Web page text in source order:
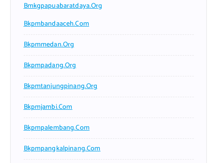
Bmkgpapuabaratdaya.org
Bkpmbandaaceh.com
Bkpmmedan.org
Bkpmpadang.org
Bkpmtanjungpinang.org
Bkpmjambi.com
Bkpmpalembang.com
Bkpmpangkalpinang.com